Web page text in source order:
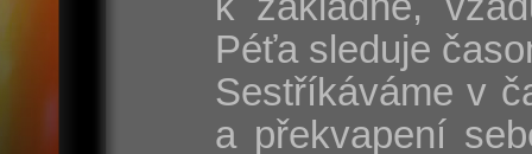
Péťa sleduje
Sestříkáváme v
a překvapení